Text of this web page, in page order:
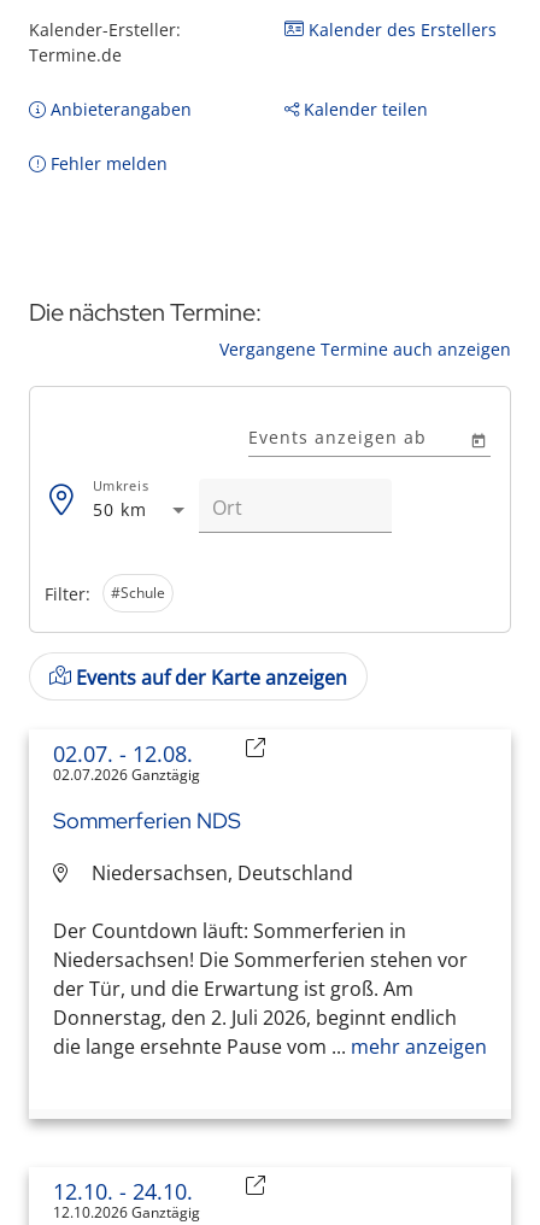
Kalender-Ersteller:
Termine.de
Kalender des Erstellers
Anbieterangaben Kalender teilen
Fehler melden
Die nächsten Termine:
Vergangene Termine auch anzeigen
Filter: #Schule
Events anzeigen ab
50 km
Umkreis
Events auf der Karte anzeigen
02.07. - 12.08.
02.07.2026 Ganztägig
Sommerferien NDS
Niedersachsen, Deutschland
Der Countdown läuft: Sommerferien in
Niedersachsen! Die Sommerferien stehen vor
der Tür, und die Erwartung ist groß. Am
Donnerstag, den 2. Juli 2026, beginnt endlich
die lange ersehnte Pause vom ... mehr anzeigen
12.10. - 24.10.
12.10.2026 Ganztägig